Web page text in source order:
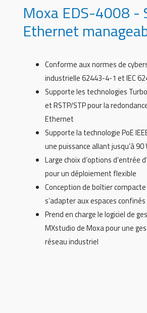
Moxa EDS-4008 -
Ethernet
Conforme aux normes de
industrielle 62443-4-1 et IEC
Supporte les technologies
et RSTP/STP pour la
Ethernet
Supporte la technologie PoE
une puissance allant jusqu’à
Large choix d’options d’entrée
pour un déploiement flexible
Conception de boîtier
s’adapter aux espaces confinés
Prend en charge le logiciel de
MXstudio de Moxa pour une
réseau industriel